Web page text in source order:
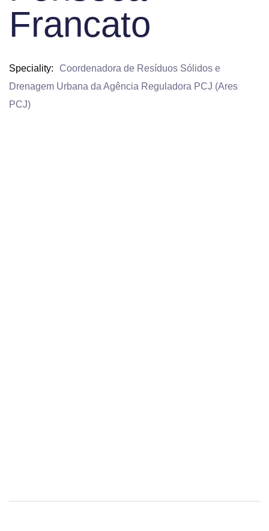
Francato
Speciality
Coordenadora de Resíduos Sólidos e
Drenagem Urbana da Agência Reguladora PCJ (Ares
PCJ)